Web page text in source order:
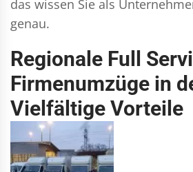
das wissen Sie als
genau.
Regionale Full
Firmenumzüge in
Vielfältige Vorteile